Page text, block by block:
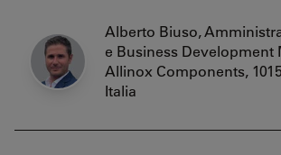
Alberto Biuso,
e Business Development
Allinox Components,
Italia